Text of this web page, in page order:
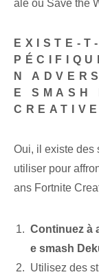
ale ou Save the
EXISTE-
N
E SMASH
Oui, il existe des
utiliser pour
ans⁣ Fortnite
Continuez à
e smash
Utilisez des